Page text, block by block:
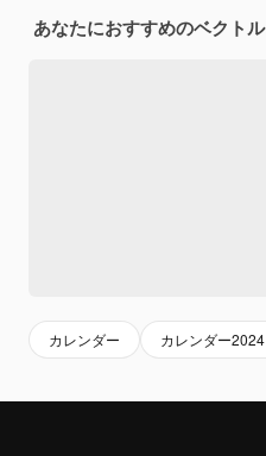
あなたにおすすめのベクトル
カレンダー カレンダー2024